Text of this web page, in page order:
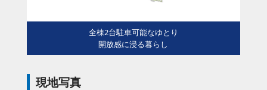
全棟2台駐車可能なゆとり
開放感に浸る暮らし
現地写真